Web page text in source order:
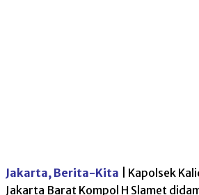
Jakarta, Berita-Kita | Kapolsek
Jakarta Barat Kompol H Slamet